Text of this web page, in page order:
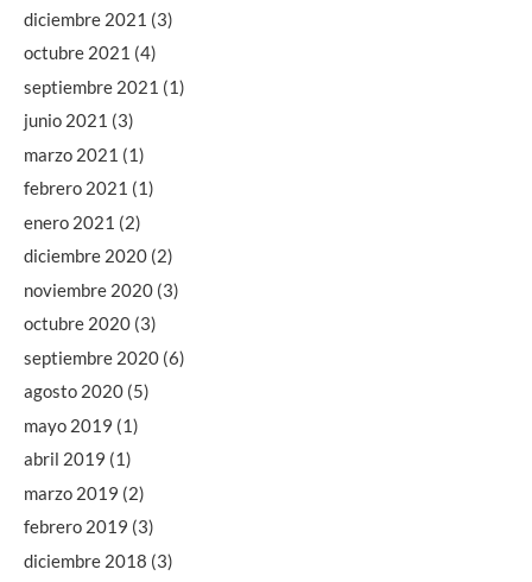
diciembre 2021 (3)
octubre 2021 (4)
septiembre 2021 (1)
junio 2021 (3)
marzo 2021 (1)
febrero 2021 (1)
enero 2021 (2)
diciembre 2020 (2)
noviembre 2020 (3)
octubre 2020 (3)
septiembre 2020 (6)
agosto 2020 (5)
mayo 2019 (1)
abril 2019 (1)
marzo 2019 (2)
febrero 2019 (3)
diciembre 2018 (3)